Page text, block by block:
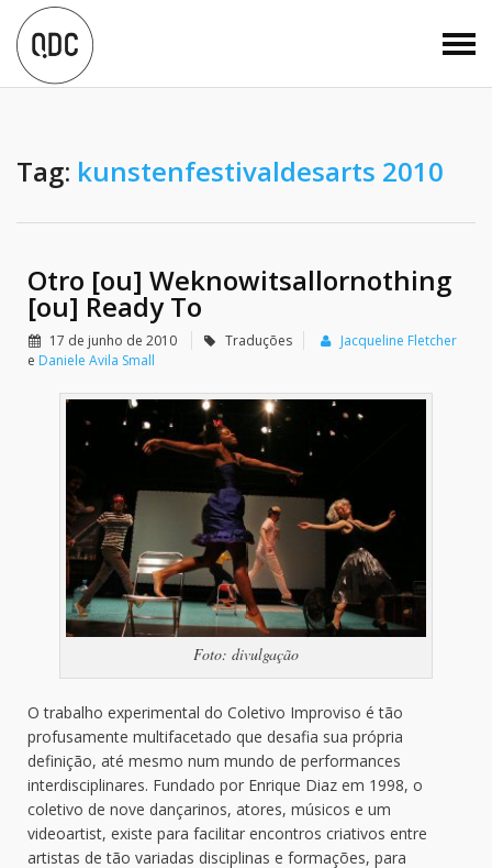
Tag: kunstenfestivaldesarts 2010
Otro [ou] Weknowitsallornothing
[ou] Ready To
17 de junho de 2010 Traduções
Jacqueline Fletcher
e Daniele Avila Small
Foto: divulgação
O trabalho experimental do Coletivo Improviso é tão
profusamente multifacetado que desafia sua própria
definição, até mesmo num mundo de performances
interdisciplinares. Fundado por Enrique Diaz em 1998, o
coletivo de nove dançarinos, atores, músicos e um
videoartist, existe para facilitar encontros criativos entre
artistas de tão variadas disciplinas e formações, para